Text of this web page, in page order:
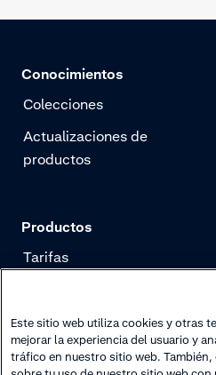
Conocimientos
Colecciones
Actualizaciones de
productos
Productos
Tarifas
Gestión de riesgo
Authentication
Este sitio web utiliza cookies y otras
mejorar la experiencia del usuario y
tráfico en nuestro sitio web.